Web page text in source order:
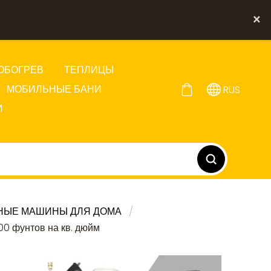
×
ТЕПЛИЦЫ
МОБИЛЬНЫЕ БАНИ
RUS
МАШИНЫ ДЛЯ ДОМА
фунтов на кв. дюйм